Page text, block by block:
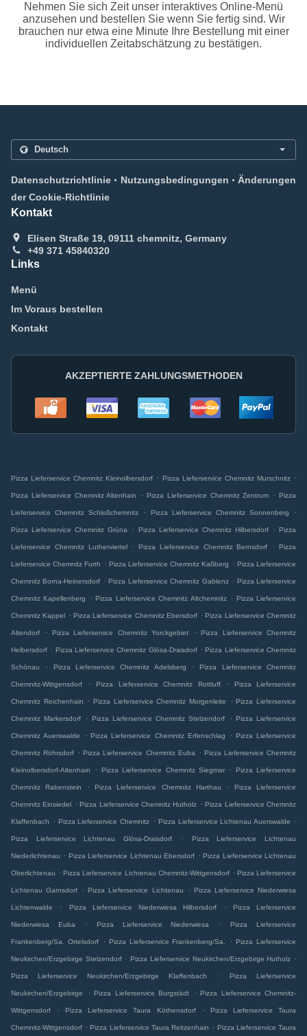
Nehmen Sie sich Zeit unser interaktives Online-Menü
anzusehen und bestellen Sie wenn Sie fertig sind. Wir
brauchen nur etwa eine Minute Ihre Bestellung mit einer
individuellen Zeitabschätzung zu bestätigen.
Datenschutzrichtlinie . Nutzungsbedingungen . Änderungen
der Cookie-Richtlinie
Kontakt
Elisen Straße 19, 09111 chemnitz, Germany
+49 371 45840320
Links
Menü
Im Voraus bestellen
Kontakt
AKZEPTIERTE ZAHLUNGSMETHODEN
Pizza Lieferservice Chemnitz Kleinolbersdorf . Pizza Lieferservice Chemnitz Murschnitz .
Pizza Lieferservice Chemnitz Altenhain . Pizza Lieferservice Chemnitz Zentrum . Pizza
Lieferservice Chemnitz Schloßchemnitz . Pizza Lieferservice Chemnitz Sonnenberg .
Pizza Lieferservice Chemnitz Grüna . Pizza Lieferservice Chemnitz Hilbersdorf . Pizza
Lieferservice Chemnitz Lutherviertel . Pizza Lieferservice Chemnitz Bernsdorf . Pizza
Lieferservice Chemnitz Furth . Pizza Lieferservice Chemnitz Kaßberg . Pizza Lieferservice
Chemnitz Borna-Heinersdorf . Pizza Lieferservice Chemnitz Gablenz . Pizza Lieferservice
Chemnitz Kapellenberg . Pizza Lieferservice Chemnitz Altchemnitz . Pizza Lieferservice
Chemnitz Kappel . Pizza Lieferservice Chemnitz Ebersdorf . Pizza Lieferservice Chemnitz
Altendorf . Pizza Lieferservice Chemnitz Yorckgebiet . Pizza Lieferservice Chemnitz
Helbersdorf . Pizza Lieferservice Chemnitz Glösa-Draisdorf . Pizza Lieferservice Chemnitz
Schönau . Pizza Lieferservice Chemnitz Adelsberg . Pizza Lieferservice Chemnitz
Chemnitz-Wittgensdorf . Pizza Lieferservice Chemnitz Rottluff . Pizza Lieferservice
Chemnitz Reichenhain . Pizza Lieferservice Chemnitz Morgenleite . Pizza Lieferservice
Chemnitz Markersdorf . Pizza Lieferservice Chemnitz Stelzendorf . Pizza Lieferservice
Chemnitz Auerswalde . Pizza Lieferservice Chemnitz Erfenschlag . Pizza Lieferservice
Chemnitz Röhrsdorf . Pizza Lieferservice Chemnitz Euba . Pizza Lieferservice Chemnitz
Kleinolbersdorf-Altenhain . Pizza Lieferservice Chemnitz Siegmar . Pizza Lieferservice
Chemnitz Rabenstein . Pizza Lieferservice Chemnitz Harthau . Pizza Lieferservice
Chemnitz Einsiedel . Pizza Lieferservice Chemnitz Hutholz . Pizza Lieferservice Chemnitz
Klaffenbach . Pizza Lieferservice Chemnitz . Pizza Lieferservice Lichtenau Auerswalde .
Pizza Lieferservice Lichtenau Glösa-Draisdorf . Pizza Lieferservice Lichtenau
Niederlichtenau . Pizza Lieferservice Lichtenau Ebersdorf . Pizza Lieferservice Lichtenau
Oberlichtenau . Pizza Lieferservice Lichtenau Chemnitz-Wittgensdorf . Pizza Lieferservice
Lichtenau Garnsdorf . Pizza Lieferservice Lichtenau . Pizza Lieferservice Niederwiesa
Lichtenwalde . Pizza Lieferservice Niederwiesa Hilbersdorf . Pizza Lieferservice
Niederwiesa Euba . Pizza Lieferservice Niederwiesa . Pizza Lieferservice
Frankenberg/Sa. Ortelsdorf . Pizza Lieferservice Frankenberg/Sa. . Pizza Lieferservice
Neukirchen/Erzgebirge Stelzendorf . Pizza Lieferservice Neukirchen/Erzgebirge Hutholz .
Pizza Lieferservice Neukirchen/Erzgebirge Klaffenbach . Pizza Lieferservice
Neukirchen/Erzgebirge . Pizza Lieferservice Burgstädt . Pizza Lieferservice Chemnitz-
Wittgensdorf . Pizza Lieferservice Taura Köthensdorf . Pizza Lieferservice Taura
Chemnitz-Wittgensdorf . Pizza Lieferservice Taura Reitzenhain . Pizza Lieferservice Taura